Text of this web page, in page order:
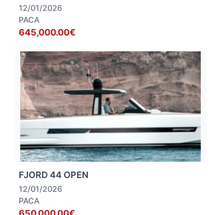
12/01/2026
PACA
645,000.00€
FJORD 44 OPEN
12/01/2026
PACA